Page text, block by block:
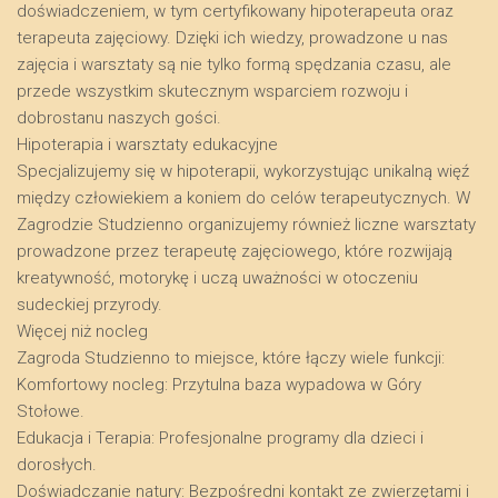
doświadczeniem, w tym certyfikowany hipoterapeuta oraz
terapeuta zajęciowy. Dzięki ich wiedzy, prowadzone u nas
zajęcia i warsztaty są nie tylko formą spędzania czasu, ale
przede wszystkim skutecznym wsparciem rozwoju i
dobrostanu naszych gości.
​Hipoterapia i warsztaty edukacyjne
​Specjalizujemy się w hipoterapii, wykorzystując unikalną więź
między człowiekiem a koniem do celów terapeutycznych. W
Zagrodzie Studzienno organizujemy również liczne warsztaty
prowadzone przez terapeutę zajęciowego, które rozwijają
kreatywność, motorykę i uczą uważności w otoczeniu
sudeckiej przyrody.
​Więcej niż nocleg
​Zagroda Studzienno to miejsce, które łączy wiele funkcji:
​Komfortowy nocleg: Przytulna baza wypadowa w Góry
Stołowe.
​Edukacja i Terapia: Profesjonalne programy dla dzieci i
dorosłych.
​Doświadczanie natury: Bezpośredni kontakt ze zwierzętami i